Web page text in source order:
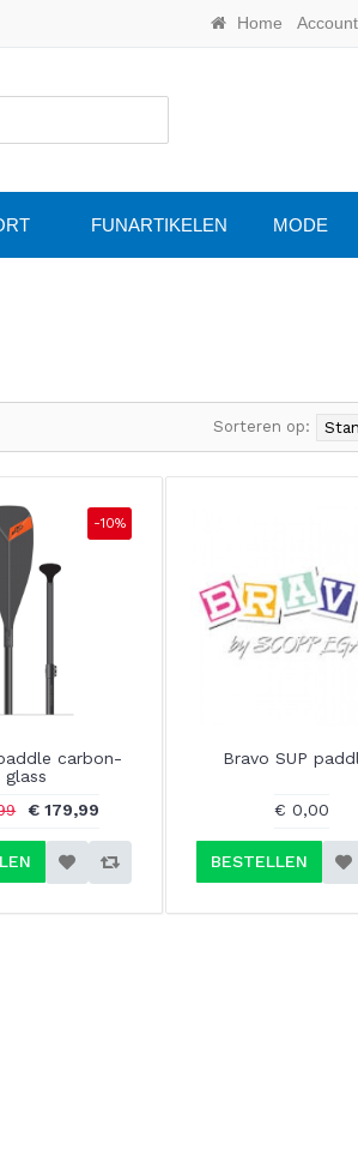
Home Account
FUNARTIKELEN MODE
Sorteren op:
-10%
carbon-
glass
€ 179,99
Bravo SUP
€ 0,00
BESTELLEN